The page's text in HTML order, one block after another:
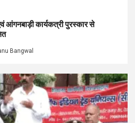
आंगनबाड़ी कार्यकत्री पुरस्कार से
Bangwal